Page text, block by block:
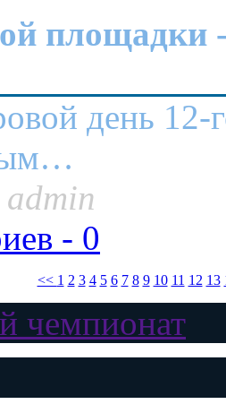
площадки
день 12-
- 0
<< 1 2 3 4 5 6 7 8 9 10 11 12 13
чемпионат